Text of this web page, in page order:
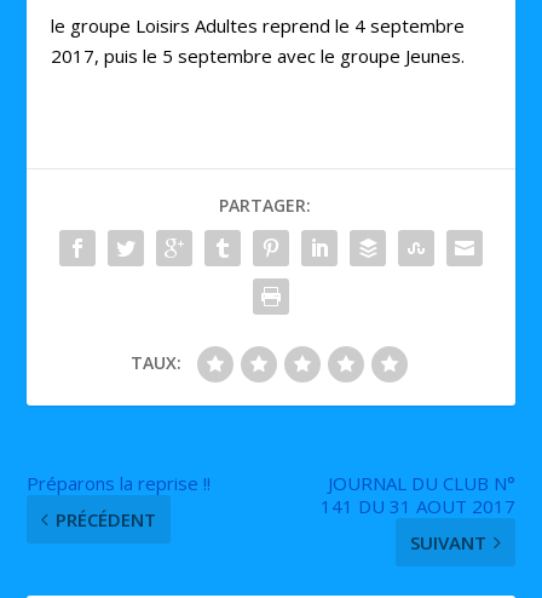
le groupe Loisirs Adultes reprend le 4 septembre
2017, puis le 5 septembre avec le groupe Jeunes.
PARTAGER:
TAUX:
Préparons la reprise !!
PRÉCÉDENT
JOURNAL DU CLUB N°
141 DU 31 AOUT 2017
SUIVANT